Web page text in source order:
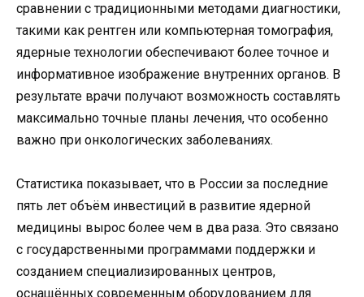
сравнении с традиционными методами диагностики,
такими как рентген или компьютерная томография,
ядерные технологии обеспечивают более точное и
информативное изображение внутренних органов. В
результате врачи получают возможность составлять
максимально точные планы лечения, что особенно
важно при онкологических заболеваниях.
Статистика показывает, что в России за последние
пять лет объём инвестиций в развитие ядерной
медицины вырос более чем в два раза. Это связано
с государственными программами поддержки и
созданием специализированных центров,
оснащённых современным оборудованием для